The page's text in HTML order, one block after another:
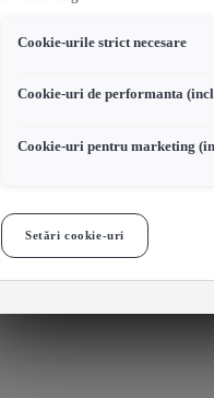
Cookie-urile strict necesare
Cookie-uri de performanta
Cookie-uri pentru marketing
Setări cookie-uri